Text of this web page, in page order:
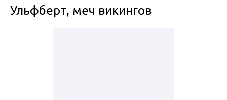
Ульфберт, меч викингов